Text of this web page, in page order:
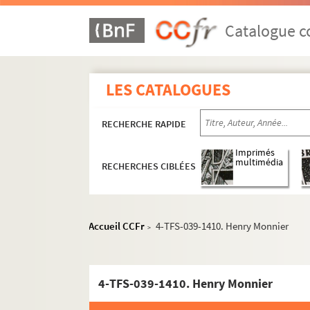
Catalogue
LES CATALOGUES
RECHERCHE RAPIDE
RECHERCHES CIBLÉES
Imprimés
multimédia
Accueil CCFr > 4-TFS-039-1410. Henry Monnier
4-TFS-039-1410. Henry Monnier
Vie professionnelle
Spectateur
Documentation